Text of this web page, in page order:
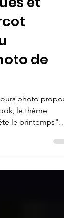
et
de
photo
le thème